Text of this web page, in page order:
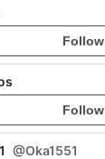
Follow
Follow
@Oka1551